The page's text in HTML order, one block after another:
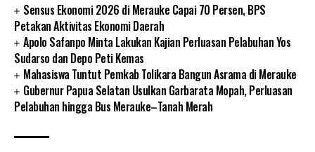
Sensus Ekonomi 2026 di Merauke Capai 70 Persen, BPS
Petakan Aktivitas Ekonomi Daerah
Apolo Safanpo Minta Lakukan Kajian Perluasan Pelabuhan Yos
Sudarso dan Depo Peti Kemas
Mahasiswa Tuntut Pemkab Tolikara Bangun Asrama di Merauke
Gubernur Papua Selatan Usulkan Garbarata Mopah, Perluasan
Pelabuhan hingga Bus Merauke–Tanah Merah